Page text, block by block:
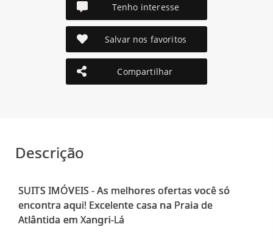
Tenho interesse
Salvar nos favoritos
Compartilhar
Descrição
SUITS IMÓVEIS - As melhores ofertas você só
encontra aqui! Excelente casa na Praia de
Atlântida em Xangri-Lá